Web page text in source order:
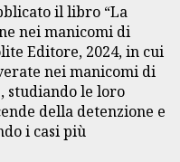
il libro “La
nei manicomi di
Editore, 2024, in cui
nei manicomi di
studiando le loro
della detenzione e
i casi più